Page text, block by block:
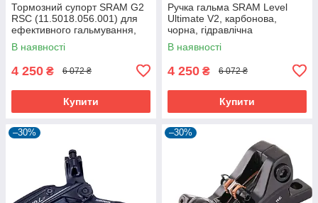
Тормозний супорт SRAM G2
RSC (11.5018.056.001) для
ефективного гальмування,
Diffusion Black
В наявності
4 250 ₴ 6 072 ₴
Купити
Ручка гальма SRAM Level
Ultimate V2, карбонова,
чорна, гідравлічна
В наявності
4 250 ₴ 6 072 ₴
Купити
–30% –30%